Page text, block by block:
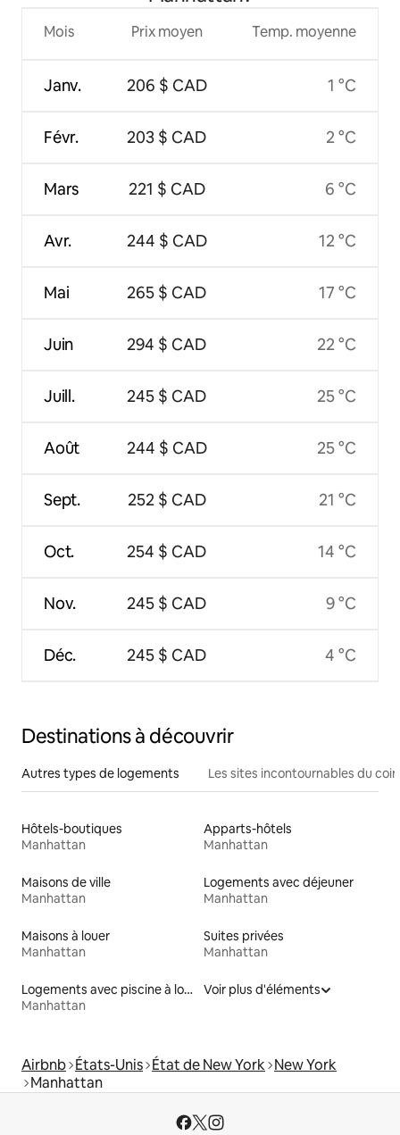
Mois
Janv.
Févr.
Mars
Avr.
Mai
Juin
Juill.
Août
Sept.
Oct.
Nov.
Déc.
Prix moyen
206 $ CAD
203 $ CAD
221 $ CAD
244 $ CAD
265 $ CAD
294 $ CAD
245 $ CAD
244 $ CAD
252 $ CAD
254 $ CAD
245 $ CAD
245 $ CAD
Temp. moyenne
1 °C
2 °C
6 °C
12 °C
17 °C
22 °C
25 °C
25 °C
21 °C
14 °C
9 °C
4 °C
Destinations à découvrir
Autres types de logements Les sites incontournables du coin
Hôtels-boutiques
Manhattan
Apparts-hôtels
Manhattan
Maisons de ville
Manhattan
Logements avec déjeuner
Manhattan
Maisons à louer
Manhattan
Suites privées
Manhattan
Logements avec piscine à louer
Manhattan
Voir plus d'éléments
Airbnb États-Unis État de New York New York
Manhattan